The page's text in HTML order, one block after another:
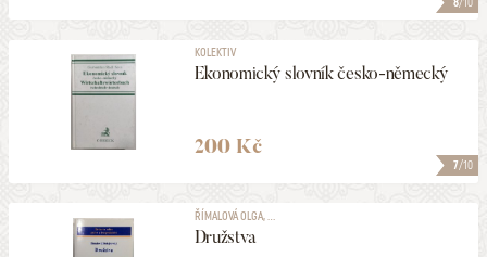
7/10
KOLEKTIV
Ekonomický slovník česko-německý
200 Kč
ŘÍMALOVÁ OLGA, ...
Družstva